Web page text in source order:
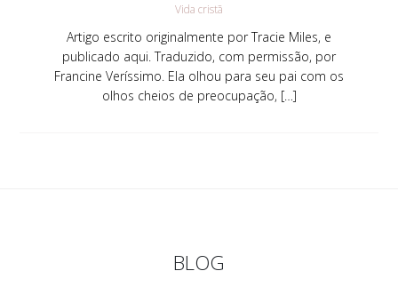
BLOG
SOBRE
Vida cristã
Artigo escrito originalmente por Tracie Miles, e
publicado aqui. Traduzido, com permissão, por
Francine Veríssimo. Ela olhou para seu pai com os
olhos cheios de preocupação, […]
BLOG